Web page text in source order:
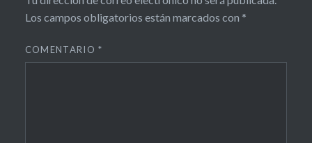
Los campos obligatorios están marcados con *
COMENTARIO*